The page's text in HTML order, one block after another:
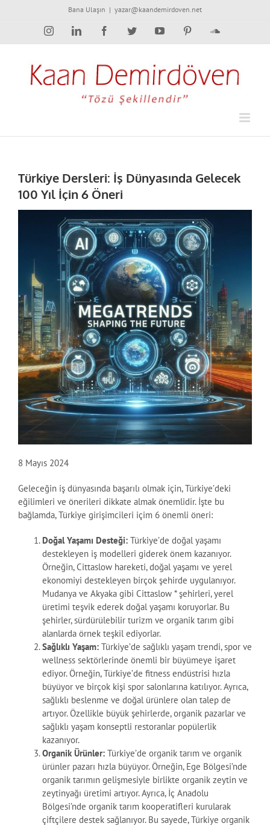
Bana Ulaşın | yazar@kaandemirdoven.net
InstagramLinkedIn FacebookTwitterYouTube PinterestSoundCloud
Türkiye Dersleri: İş Dünyasında Gelecek
100 Yıl İçin 6 Öneri
8 Mayıs 2024
Geleceğin iş dünyasında başarılı olmak için, Türkiye’deki
eğilimleri ve önerileri dikkate almak önemlidir. İşte bu
bağlamda, Türkiye girişimcileri içim 6 önemli öneri:
Doğal Yaşamı Desteği: Türkiye’de doğal yaşamı
destekleyen iş modelleri giderek önem kazanıyor.
Örneğin, Cittaslow hareketi, doğal yaşamı ve yerel
ekonomiyi destekleyen birçok şehirde uygulanıyor.
Mudanya ve Akyaka gibi Cittaslow * şehirleri, yerel
üretimi teşvik ederek doğal yaşamı koruyorlar. Bu
şehirler, sürdürülebilir turizm ve organik tarım gibi
alanlarda örnek teşkil ediyorlar.
Sağlıklı Yaşam: Türkiye’de sağlıklı yaşam trendi, spor ve
wellness sektörlerinde önemli bir büyümeye işaret
ediyor. Örneğin, Türkiye’de fitness endüstrisi hızla
büyüyor ve birçok kişi spor salonlarına katılıyor. Ayrıca,
sağlıklı beslenme ve doğal ürünlere olan talep de
artıyor. Özellikle büyük şehirlerde, organik pazarlar ve
sağlıklı yaşam konseptli restoranlar popülerlik
kazanıyor.
Organik Ürünler: Türkiye’de organik tarım ve organik
ürünler pazarı hızla büyüyor. Örneğin, Ege Bölgesi’nde
organik tarımın gelişmesiyle birlikte organik zeytin ve
zeytinyağı üretimi artıyor. Ayrıca, İç Anadolu
Bölgesi’nde organik tarım kooperatifleri kurularak
çiftçilere destek sağlanıyor. Bu sayede, Türkiye organik